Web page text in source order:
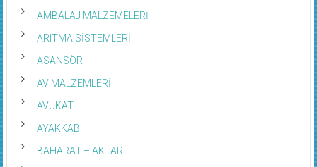
AMBALAJ MALZEMELERİ
ARITMA SİSTEMLERİ
ASANSÖR
AV MALZEMLERİ
AVUKAT
AYAKKABI
BAHARAT – AKTAR